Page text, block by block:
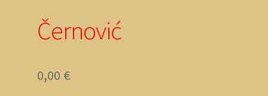
Černović
0,00 €